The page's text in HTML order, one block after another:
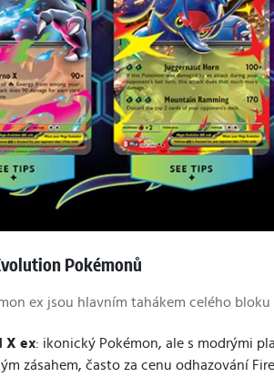
Pokémonů
ex jsou hlavním tahákem celého bloku
X ex: ikonický Pokémon, ale s modrými
zásahem, často za cenu odhazování